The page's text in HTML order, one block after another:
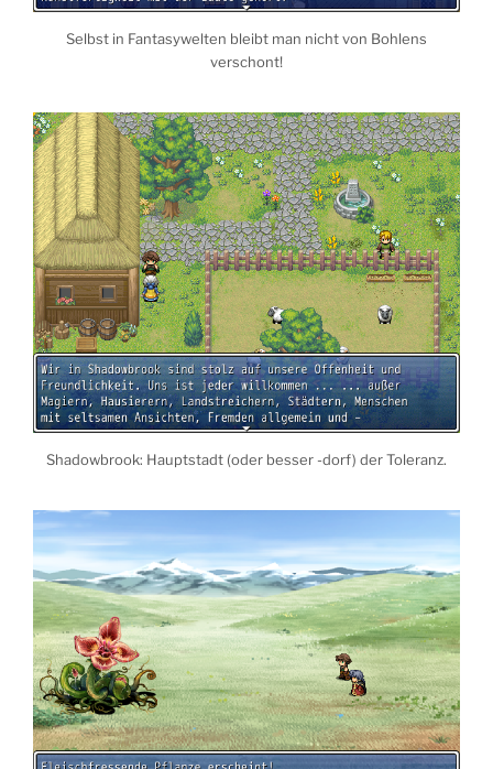
Selbst in Fantasywelten bleibt man nicht von Bohlens
verschont!
Shadowbrook: Hauptstadt (oder besser -dorf) der Toleranz.